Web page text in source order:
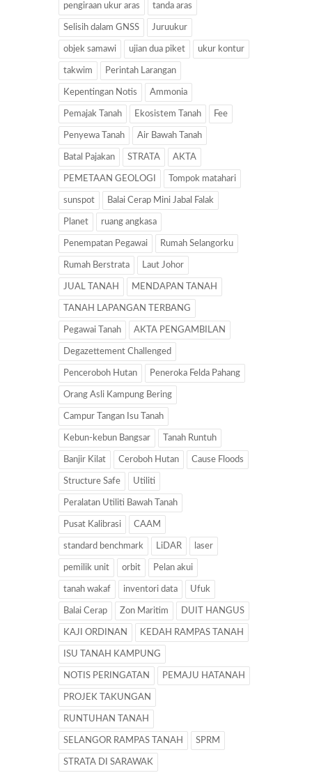
pengiraan ukur aras tanda aras
Selisih dalam GNSS Juruukur
objek samawi ujian dua piket ukur kontur
takwim Perintah Larangan
Kepentingan Notis Ammonia
Pemajak Tanah Ekosistem Tanah Fee
Penyewa Tanah Air Bawah Tanah
Batal Pajakan STRATA AKTA
PEMETAAN GEOLOGI Tompok matahari
sunspot Balai Cerap Mini Jabal Falak
Planet ruang angkasa
Penempatan Pegawai Rumah Selangorku
Rumah Berstrata Laut Johor
JUAL TANAH MENDAPAN TANAH
TANAH LAPANGAN TERBANG
Pegawai Tanah AKTA PENGAMBILAN
Degazettement Challenged
Penceroboh Hutan Peneroka Felda Pahang
Orang Asli Kampung Bering
Campur Tangan Isu Tanah
Kebun-kebun Bangsar Tanah Runtuh
Banjir Kilat Ceroboh Hutan Cause Floods
Structure Safe Utiliti
Peralatan Utiliti Bawah Tanah
Pusat Kalibrasi CAAM
standard benchmark LiDAR laser
pemilik unit orbit Pelan akui
tanah wakaf inventori data Ufuk
Balai Cerap Zon Maritim DUIT HANGUS
KAJI ORDINAN KEDAH RAMPAS TANAH
ISU TANAH KAMPUNG
NOTIS PERINGATAN PEMAJU HATANAH
PROJEK TAKUNGAN
RUNTUHAN TANAH
SELANGOR RAMPAS TANAH SPRM
STRATA DI SARAWAK